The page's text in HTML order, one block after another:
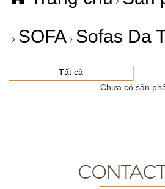
SOFA Sofas Da
Tất cả
Chưa có sản